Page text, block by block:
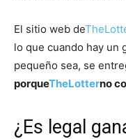
El sitio web de
lo que cuando hay un
pequeño sea, se
porqueTheLotterno
¿Es legal